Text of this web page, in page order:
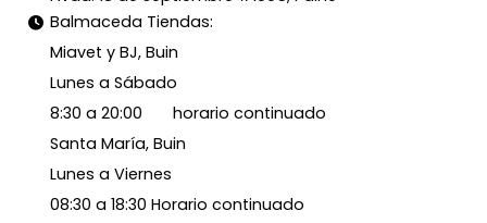
Balmaceda Tiendas:
Miavet y BJ, Buin
Lunes a Sábado
8:30 a 20:00 horario continuado
Santa María, Buin
Lunes a Viernes
08:30 a 18:30 Horario continuado